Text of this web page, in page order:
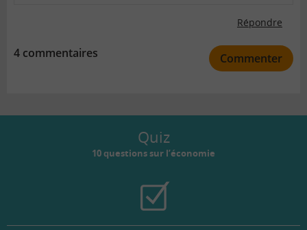
Répondre
4 commentaires Commenter
Quiz
10 questions sur l’économie